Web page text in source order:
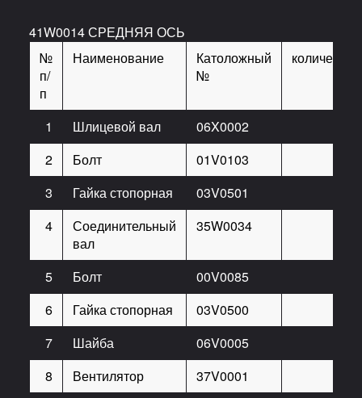
41W0014 СРЕДНЯЯ ОСЬ
№
п/
п
Наименование
Католожный
№
количество
1 Шлицевой вал 06X0002
2
Болт 01V0103
3
Гайка стопорная 03V0501
4
Соединительный
вал
35W0034
5 Болт 00V0085
6
Гайка стопорная 03V0500
7
Шайба 06V0005
8
Вентилятор 37V0001